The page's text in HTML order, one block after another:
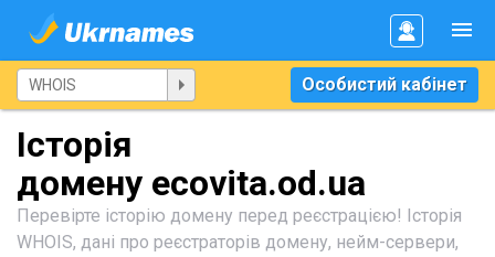
Особистий кабінет
Історія
домену ecovita.od.ua
Перевірте історію домену перед реєстрацією! Історія
WHOIS, дані про реєстраторів домену, нейм-сервери,